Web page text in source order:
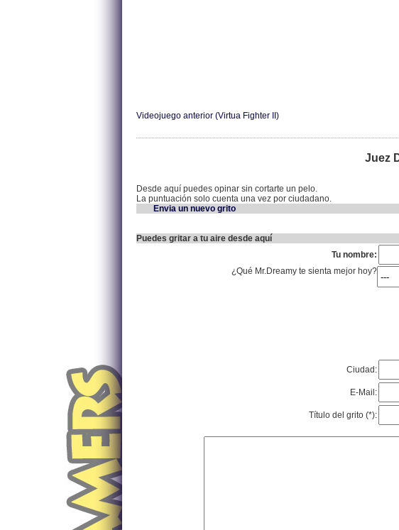
Videojuego anterior (Virtua Fighter II)
Juez
Desde aquí puedes opinar sin cortarte un pelo.
La puntuación solo cuenta una vez por ciudadano.
Envia un nuevo grito
Puedes gritar a tu aire desde aquí
Tu nombre:
¿Qué Mr.Dreamy te sienta mejor hoy?
Ciudad:
E-Mail:
Título del grito (*):